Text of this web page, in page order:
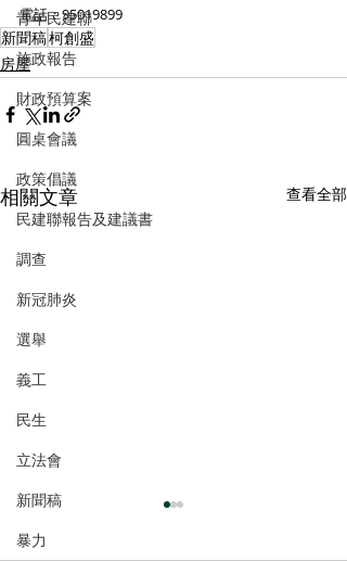
青年民建聯
施政報告
財政預算案
圓桌會議
政策倡議
民建聯報告及建議書
調查
新冠肺炎
選舉
義工
民生
立法會
新聞稿
暴力
電話：95019899
新聞稿柯創盛
房屋
相關文章 查看全部